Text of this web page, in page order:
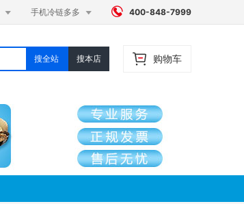
 手机冷链多多   400-848-7999
搜全站 搜本店 购物车